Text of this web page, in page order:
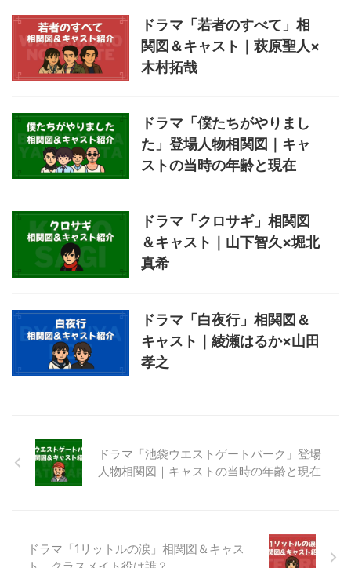
ドラマ「若者のすべて」相
関図＆キャスト｜萩原聖人×
木村拓哉
ドラマ「僕たちがやりまし
た」登場人物相関図｜キャ
ストの当時の年齢と現在
ドラマ「クロサギ」相関図
＆キャスト｜山下智久×堀北
真希
ドラマ「白夜行」相関図＆
キャスト｜綾瀬はるか×山田
孝之
ドラマ「池袋ウエストゲートパーク」登場
人物相関図｜キャストの当時の年齢と現在
ドラマ「1リットルの涙」相関図＆キャス